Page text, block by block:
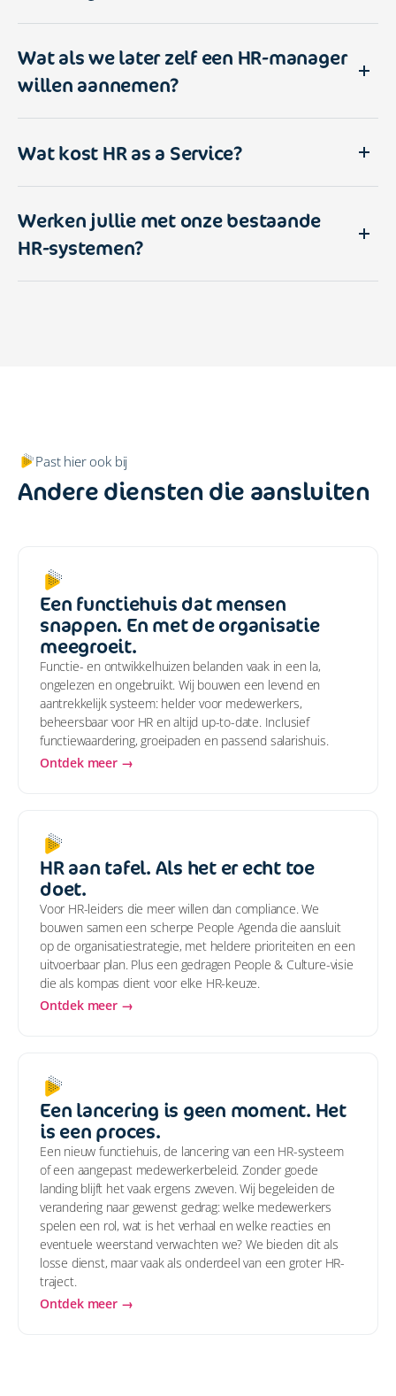
Wat als we later zelf een HR-manager
willen aannemen?
Wat kost HR as a Service?
Werken jullie met onze bestaande
HR-systemen?
Past hier ook bij
Andere diensten die aansluiten
Een functiehuis dat mensen
snappen. En met de organisatie
meegroeit.
Functie- en ontwikkelhuizen belanden vaak in een la,
ongelezen en ongebruikt. Wij bouwen een levend en
aantrekkelijk systeem: helder voor medewerkers,
beheersbaar voor HR en altijd up-to-date. Inclusief
functiewaardering, groeipaden en passend salarishuis.
Ontdek meer →
HR aan tafel. Als het er echt toe
doet.
Voor HR-leiders die meer willen dan compliance. We
bouwen samen een scherpe People Agenda die aansluit
op de organisatiestrategie, met heldere prioriteiten en een
uitvoerbaar plan. Plus een gedragen People & Culture-visie
die als kompas dient voor elke HR-keuze.
Ontdek meer →
Een lancering is geen moment. Het
is een proces.
Een nieuw functiehuis, de lancering van een HR-systeem
of een aangepast medewerkerbeleid. Zonder goede
landing blijft het vaak ergens zweven. Wij begeleiden de
verandering naar gewenst gedrag: welke medewerkers
spelen een rol, wat is het verhaal en welke reacties en
eventuele weerstand verwachten we? We bieden dit als
losse dienst, maar vaak als onderdeel van een groter HR-
traject.
Ontdek meer →